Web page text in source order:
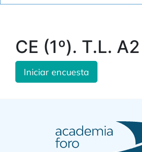
CE (1º). T.L. A2
Iniciar encuesta